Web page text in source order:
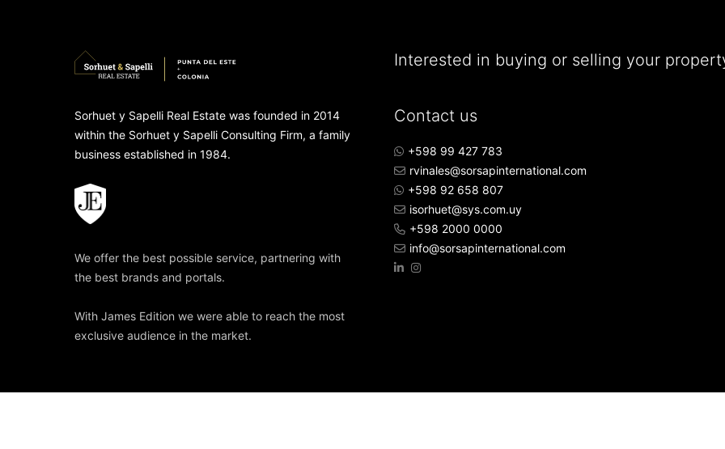
Sorhuet y Sapelli Real Estate was founded in 2014
within the Sorhuet y Sapelli Consulting Firm, a family
business established in 1984.
We offer the best possible service, partnering with
the best brands and portals.
With James Edition we were able to reach the most
exclusive audience in the market.
Interested in buying or selling your
Contact us
+598 99 427 783
rvinales@sorsapinternational.com
+598 92 658 807
isorhuet@sys.com.uy
+598 2000 0000
info@sorsapinternational.com